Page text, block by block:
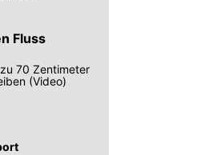
Fluss
70 Zentimeter
(Video)